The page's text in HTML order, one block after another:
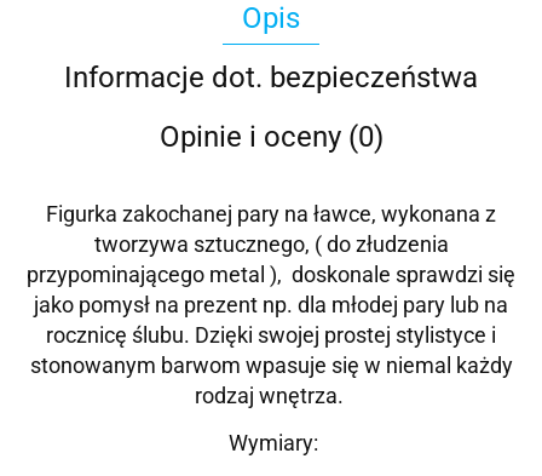
Opis
Informacje dot. bezpieczeństwa
Opinie i oceny (0)
Figurka zakochanej pary na ławce, wykonana z
tworzywa sztucznego, ( do złudzenia
przypominającego metal ), doskonale sprawdzi się
jako pomysł na prezent np. dla młodej pary lub na
rocznicę ślubu. Dzięki swojej prostej stylistyce i
stonowanym barwom wpasuje się w niemal każdy
rodzaj wnętrza.
Wymiary: